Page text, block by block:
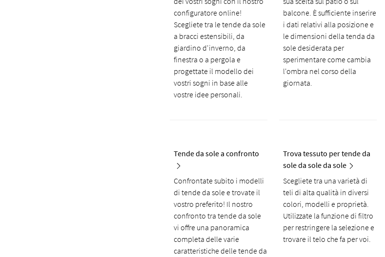
configuratore online!
Scegliete tra le tende da sole
a bracci estensibili, da
giardino d'inverno, da
finestra o a pergola e
progettate il modello dei
vostri sogni in base alle
vostre idee personali.
balcone. È sufficiente inserire
i dati relativi alla posizione e
le dimensioni della tenda da
sole desiderata per
sperimentare come cambia
l'ombra nel corso della
giornata.
Tende da sole a confronto
Confrontate subito i modelli
di tende da sole e trovate il
vostro preferito! Il nostro
confronto tra tende da sole
vi offre una panoramica
completa delle varie
caratteristiche delle tende da
Trova tessuto per tende da
sole da sole da sole
Scegliete tra una varietà di
teli di alta qualità in diversi
colori, modelli e proprietà.
Utilizzate la funzione di filtro
per restringere la selezione e
trovare il telo che fa per voi.